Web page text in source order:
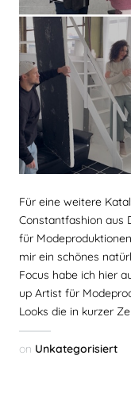
Für eine weitere
Constantfashion aus
für
mir ein schönes
Focus habe ich hier
up Artist für
Looks die in kurzer
on Unkategorisiert